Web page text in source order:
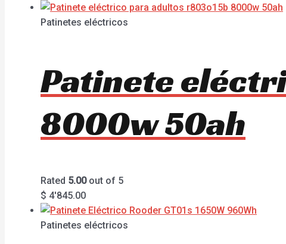
Patinetes eléctricos
Patinete
8000w 50ah
Rated 5.00out of 5
$ 4'845.00
Patinetes eléctricos